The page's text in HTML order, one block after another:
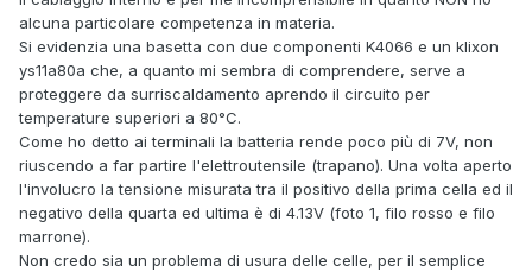
alcuna particolare competenza in materia.
Si evidenzia una basetta con due componenti K4066 e un klixon
ys11a80a che, a quanto mi sembra di comprendere, serve a
proteggere da surriscaldamento aprendo il circuito per
temperature superiori a 80°C.
Come ho detto ai terminali la batteria rende poco più di 7V, non
riuscendo a far partire l'elettroutensile (trapano). Una volta aperto
l'involucro la tensione misurata tra il positivo della prima cella ed il
negativo della quarta ed ultima è di 4.13V (foto 1, filo rosso e filo
marrone).
Non credo sia un problema di usura delle celle, per il semplice